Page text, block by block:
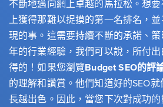
不斷地邁向網上卓越的馬拉松。想
上獲得那難以捉摸的第一名排名，
現的事。這需要持續不斷的承諾、
年的行業經驗，我們可以說，所付
得的！如果您瀏覽Budget SEO的評
的理解和讚賞。他們知道好的SEO
長越出色。因此，當您下次對成功